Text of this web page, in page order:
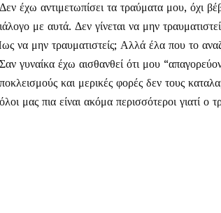
έχω αντιμετωπίσει τα τραύματα μου, όχι
με αυτά. Δεν γίνεται να μην
να μην τραυματιστείς; Αλλά έλα που το
γυναίκα έχω αισθανθεί ότι μου
και μερικές φορές δεν τους
μας πια είναι ακόμα περισσότεροι γιατί ο